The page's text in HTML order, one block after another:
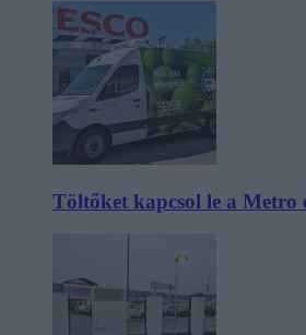
Töltőket kapcsol le a Metro